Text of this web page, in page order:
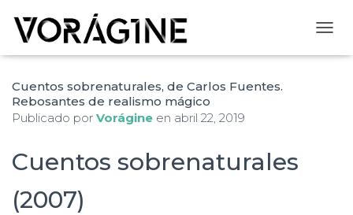
Cuentos sobrenaturales, de Carlos Fuentes.
Rebosantes de realismo mágico
Publicado por Vorágine en abril 22, 2019
Cuentos sobrenaturales
(2007)